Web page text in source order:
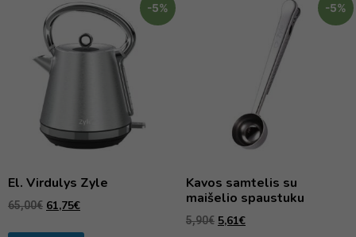
-5%
El. Virdulys Zyle
65,00€ 61,75€
-5%
Kavos samtelis su
maišelio spaustuku
5,90€ 5,61€